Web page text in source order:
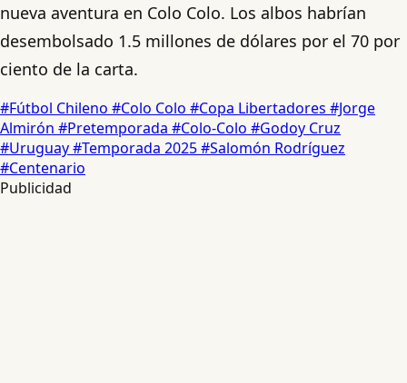
nueva aventura en Colo Colo. Los albos habrían
desembolsado 1.5 millones de dólares por el 70 por
ciento de la carta.
#Fútbol Chileno #Colo Colo #Copa Libertadores #Jorge
Almirón #Pretemporada #Colo-Colo #Godoy Cruz
#Uruguay#Temporada 2025#Salomón Rodríguez
#Centenario
Publicidad